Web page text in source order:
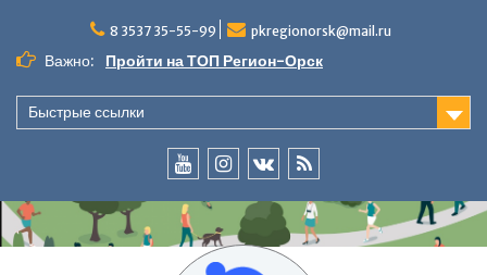
содержимому
8 3537 35-55-99 pkregionorsk@mail.ru
Важно: Пройти на ТОП Регион-Орск
Быстрые ссылки